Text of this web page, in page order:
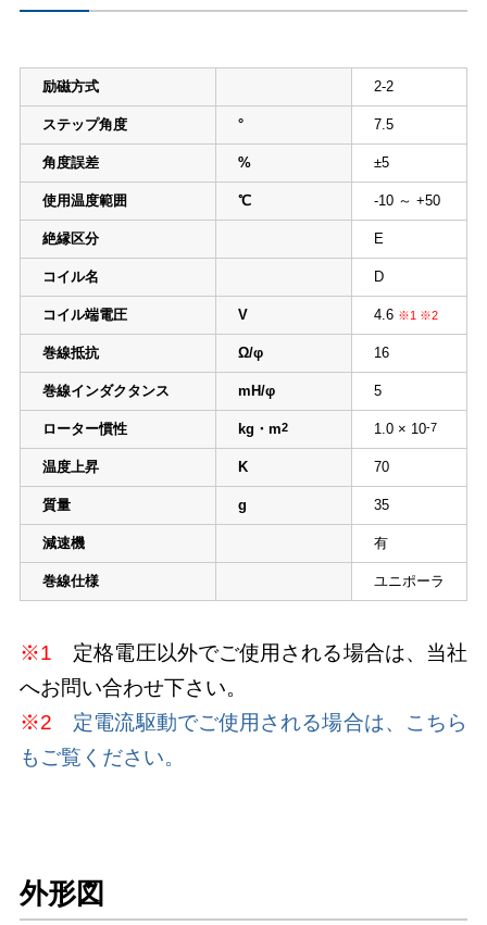
励磁方式 2-2
ステップ角度 ° 7.5
角度誤差 % ±5
使用温度範囲 ℃ -10 ～ +50
絶縁区分 E
コイル名 D
コイル端電圧 V 4.6 ※1 ※2
巻線抵抗 Ω/φ 16
巻線インダクタンス mH/φ 5
ローター慣性 kg・m2 1.0 × 10-7
温度上昇 K 70
質量 g 35
減速機 有
巻線仕様 ユニポーラ
※1 定格電圧以外でご使用される場合は、当社
へお問い合わせ下さい。
※2 定電流駆動でご使用される場合は、こちら
もご覧ください。
外形図